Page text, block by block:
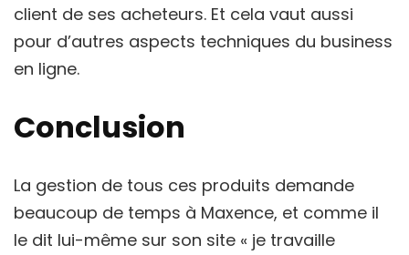
client de ses acheteurs. Et cela vaut aussi
pour d’autres aspects techniques du business
en ligne.
Conclusion
La gestion de tous ces produits demande
beaucoup de temps à Maxence, et comme il
le dit lui-même sur son site « je travaille